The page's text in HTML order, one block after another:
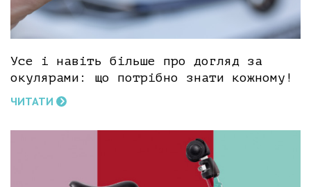
Усе і навіть більше про догляд за
окулярами: що потрібно знати кожному!
ЧИТАТИ